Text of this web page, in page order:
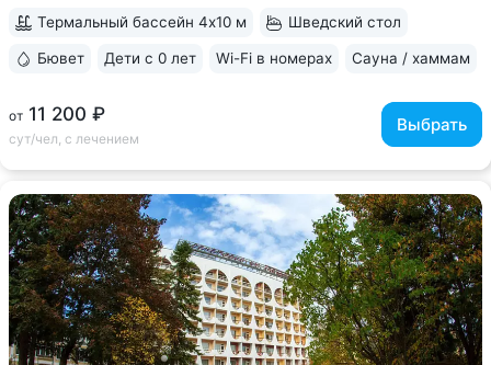
от 11 200 ₽
сут/чел, с лечением
Выбрать
Термальный бассейн 4х10 м Шведский стол
Бювет Дети с 0 лет Wi-Fi в номерах Сауна / хаммам